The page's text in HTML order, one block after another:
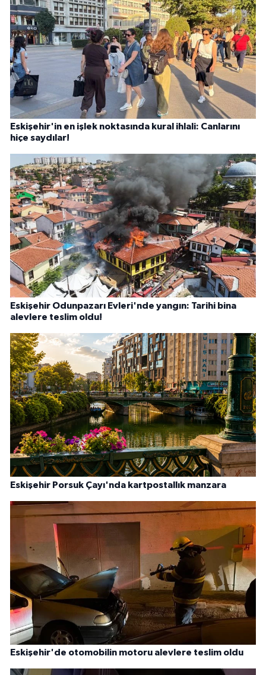
Eskişehir'in en işlek noktasında kural ihlali: Canlarını
hiçe saydılar!
Eskişehir Odunpazarı Evleri'nde yangın: Tarihi bina
alevlere teslim oldu!
Eskişehir Porsuk Çayı'nda kartpostallık manzara
Eskişehir'de otomobilin motoru alevlere teslim oldu